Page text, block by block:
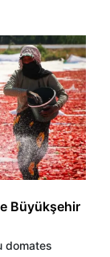
Büyükşehir
domates